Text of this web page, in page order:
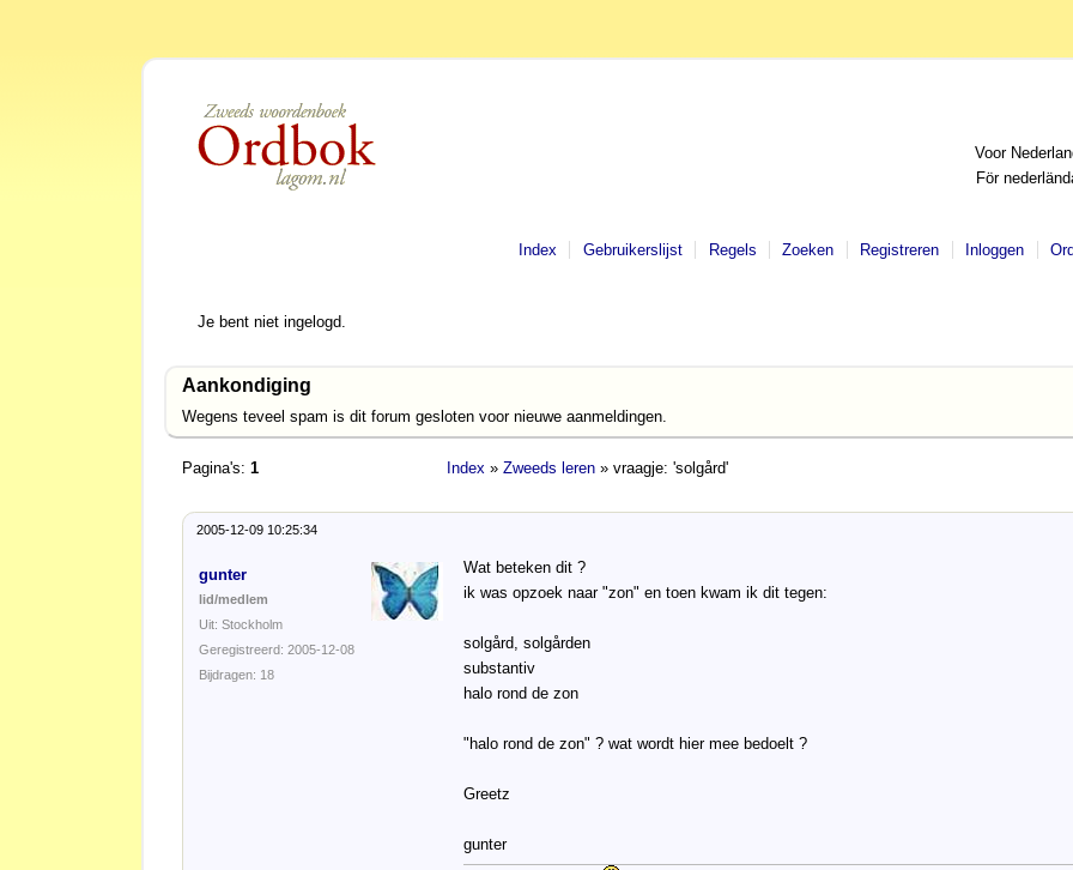
Voor
För
Index Gebruikerslijst Regels Zoeken Registreren Inloggen
Je bent niet ingelogd.
Aankondiging
Wegens teveel spam is dit forum gesloten voor nieuwe aanmeldingen.
Pagina's: 1 Index » Zweeds leren » vraagje: 'solgård'
2005-12-09 10:25:34
gunter
lid/medlem
Uit: Stockholm
Geregistreerd: 2005-12-08
Bijdragen: 18
Wat beteken dit ?
ik was opzoek naar "zon" en toen kwam ik dit tegen:
solgård, solgården
substantiv
halo rond de zon
"halo rond de zon" ? wat wordt hier mee bedoelt ?
Greetz
gunter